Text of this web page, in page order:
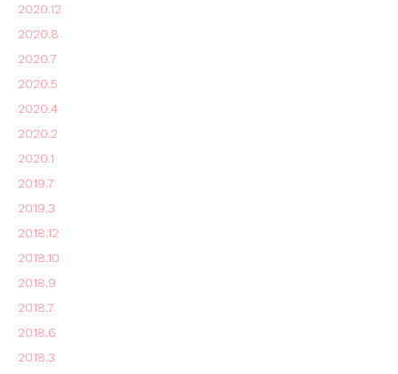
2020.12
2020.8
2020.7
2020.5
2020.4
2020.2
2020.1
2019.7
2019.3
2018.12
2018.10
2018.9
2018.7
2018.6
2018.3